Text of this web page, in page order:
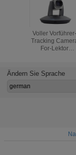
Voller Vorführer-
Tracking
For-Lektor
mit optischem
lautem Summen
Ändern Sie Sprache